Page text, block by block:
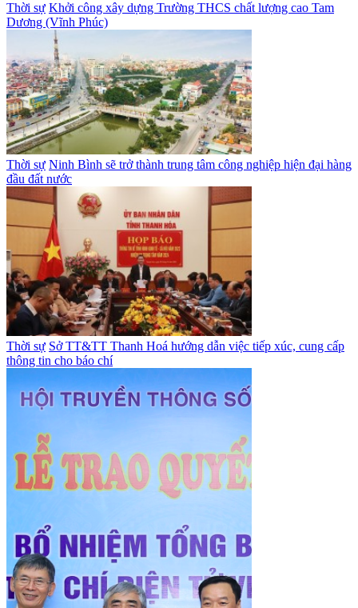
Thời sự Khởi công xây dựng Trường THCS chất lượng cao Tam
Dương (Vĩnh Phúc)
Thời sự Ninh Bình sẽ trở thành trung tâm công nghiệp hiện đại hàng
đầu đất nước
Thời sự Sở TT&TT Thanh Hoá hướng dẫn việc tiếp xúc, cung cấp
thông tin cho báo chí